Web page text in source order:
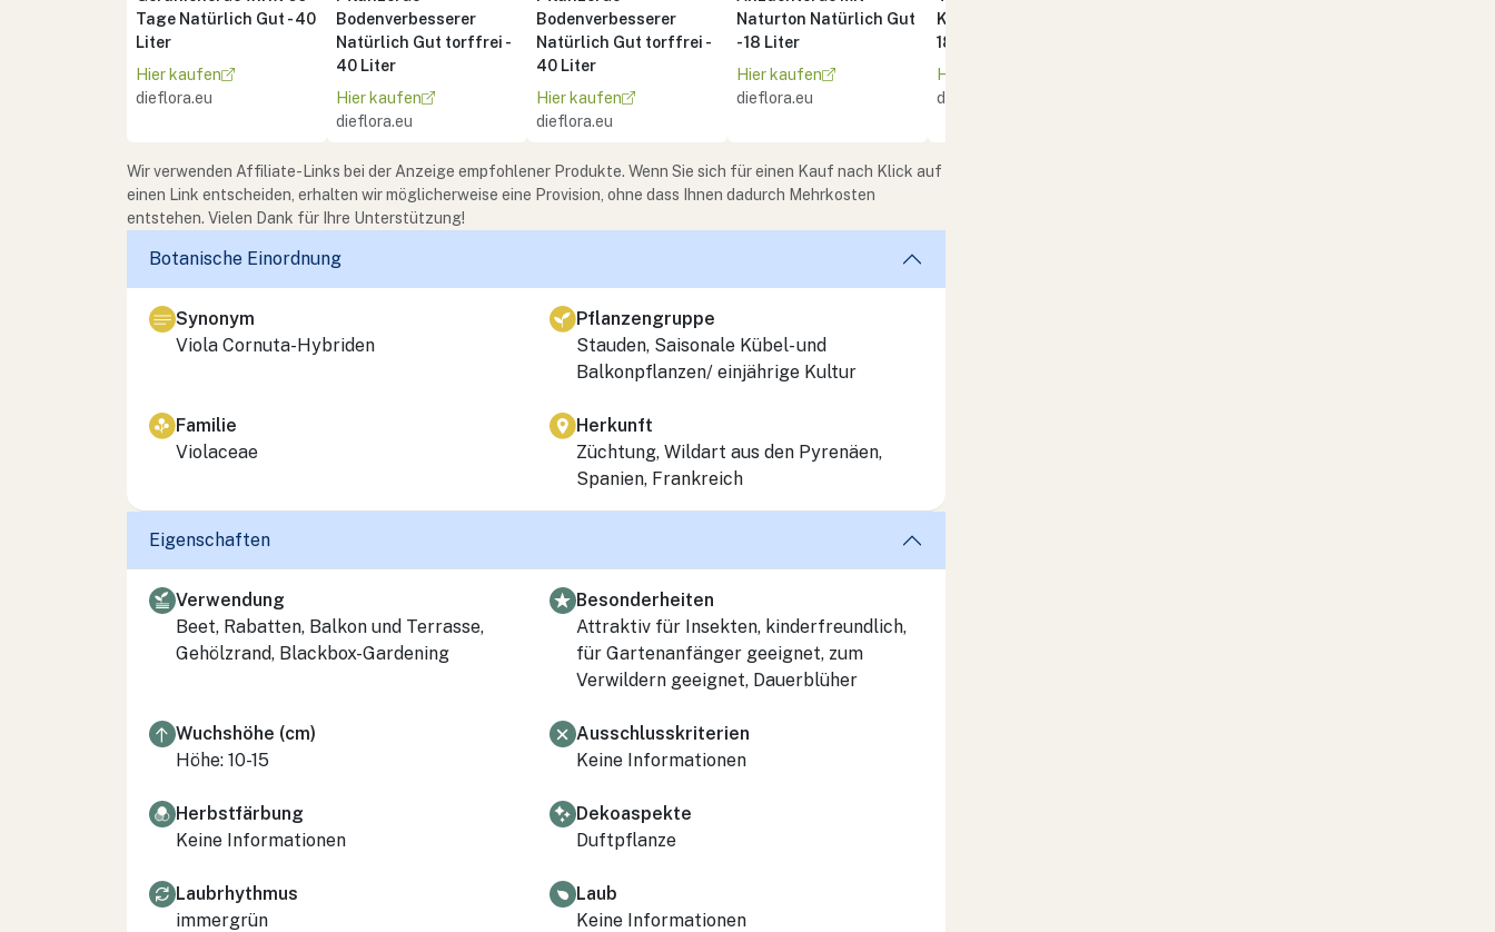
Tage Natürlich Gut - 40
Liter
Hier kaufen
dieflora.eu
Bodenverbesserer
Natürlich Gut torffrei -
40 Liter
Hier kaufen
dieflora.eu
Bodenverbesserer
Natürlich Gut torffrei -
40 Liter
Hier kaufen
dieflora.eu
Naturton Natürlich Gut
- 18 Liter
Hier kaufen
dieflora.eu
Kübelpflanzen torffrei -
18 Liter
Hier kaufen
dieflora.eu
Wir verwenden Affiliate-Links bei der Anzeige empfohlener Produkte. Wenn Sie sich für einen Kauf nach Klick auf
einen Link entscheiden, erhalten wir möglicherweise eine Provision, ohne dass Ihnen dadurch Mehrkosten
entstehen. Vielen Dank für Ihre Unterstützung!
Botanische Einordnung
Synonym
Viola Cornuta-Hybriden
Pflanzengruppe
Stauden, Saisonale Kübel- und
Balkonpflanzen/ einjährige Kultur
Familie
Violaceae
Herkunft
Züchtung, Wildart aus den Pyrenäen,
Spanien, Frankreich
Eigenschaften
Verwendung
Beet, Rabatten, Balkon und Terrasse,
Gehölzrand, Blackbox-Gardening
Besonderheiten
Attraktiv für Insekten, kinderfreundlich,
für Gartenanfänger geeignet, zum
Verwildern geeignet, Dauerblüher
Wuchshöhe (cm)
Höhe: 10-15
Ausschlusskriterien
Keine Informationen
Herbstfärbung
Keine Informationen
Dekoaspekte
Duftpflanze
Laubrhythmus
immergrün
Laub
Keine Informationen